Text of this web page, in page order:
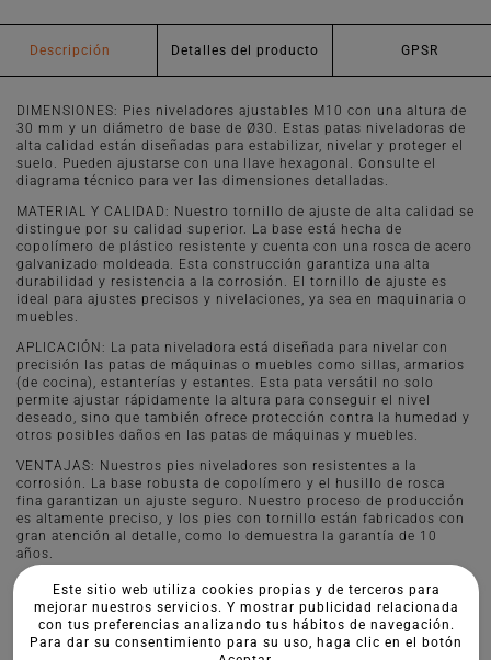
Descripción Detalles del producto GPSR
DIMENSIONES: Pies niveladores ajustables M10 con una altura de
30 mm y un diámetro de base de Ø30. Estas patas niveladoras de
alta calidad están diseñadas para estabilizar, nivelar y proteger el
suelo. Pueden ajustarse con una llave hexagonal. Consulte el
diagrama técnico para ver las dimensiones detalladas.
MATERIAL Y CALIDAD: Nuestro tornillo de ajuste de alta calidad se
distingue por su calidad superior. La base está hecha de
copolímero de plástico resistente y cuenta con una rosca de acero
galvanizado moldeada. Esta construcción garantiza una alta
durabilidad y resistencia a la corrosión. El tornillo de ajuste es
ideal para ajustes precisos y nivelaciones, ya sea en maquinaria o
muebles.
APLICACIÓN: La pata niveladora está diseñada para nivelar con
precisión las patas de máquinas o muebles como sillas, armarios
(de cocina), estanterías y estantes. Esta pata versátil no solo
permite ajustar rápidamente la altura para conseguir el nivel
deseado, sino que también ofrece protección contra la humedad y
otros posibles daños en las patas de máquinas y muebles.
VENTAJAS: Nuestros pies niveladores son resistentes a la
corrosión. La base robusta de copolímero y el husillo de rosca
fina garantizan un ajuste seguro. Nuestro proceso de producción
es altamente preciso, y los pies con tornillo están fabricados con
gran atención al detalle, como lo demuestra la garantía de 10
años.
Este sitio web utiliza cookies propias y de terceros para
mejorar nuestros servicios. Y mostrar publicidad relacionada
con tus preferencias analizando tus hábitos de navegación.
Para dar su consentimiento para su uso, haga clic en el botón